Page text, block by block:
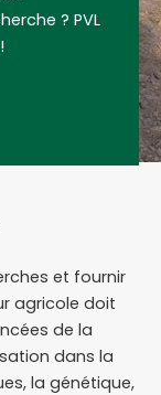
? PVL
et fournir
agricole doit
de la
dans la
la génétique,